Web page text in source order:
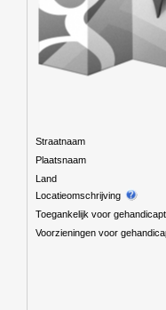
Straatnaam
Plaatsnaam
Land
Locatieomschrijving
Toegankelijk voor
Voorzieningen voor